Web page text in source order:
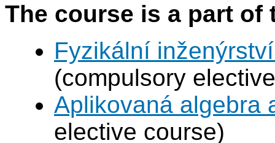
The course is a part
Fyzikální
(compulsory
Aplikovaná algebra
elective course)